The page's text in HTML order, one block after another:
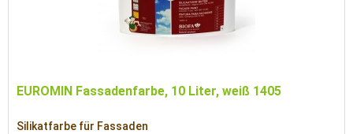
EUROMIN Fassadenfarbe, 10 Liter, weiß 1405
Silikatfarbe für Fassaden